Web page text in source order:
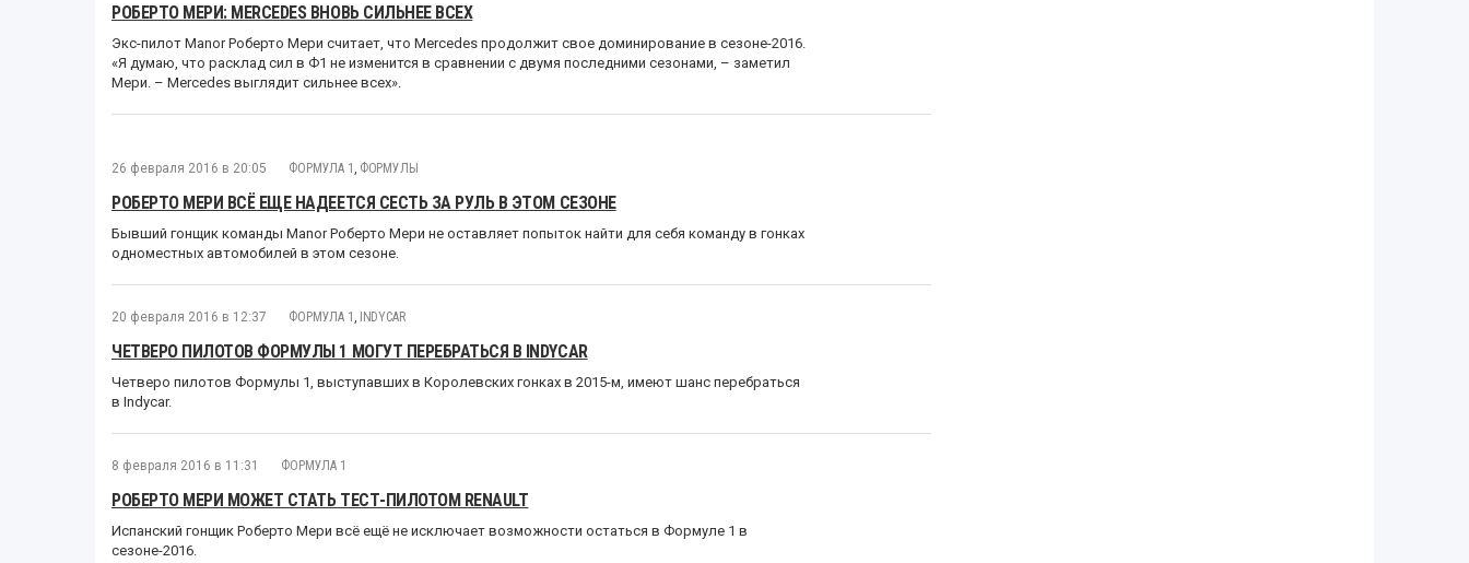
РОБЕРТО МЕРИ: MERCEDES ВНОВЬ СИЛЬНЕЕ ВСЕХ
Экс-пилот Manor Роберто Мери считает, что Mercedes продолжит свое доминирование в сезоне-2016.
«Я думаю, что расклад сил в Ф1 не изменится в сравнении с двумя последними сезонами, – заметил
Мери. – Mercedes выглядит сильнее всех».
26 февраля 2016 в 20:05 ФОРМУЛА 1 ФОРМУЛЫ
РОБЕРТО МЕРИ ВСЁ ЕЩЕ НАДЕЕТСЯ СЕСТЬ ЗА РУЛЬ В ЭТОМ СЕЗОНЕ
Бывший гонщик команды Manor Роберто Мери не оставляет попыток найти для себя команду в гонках
одноместных автомобилей в этом сезоне.
20 февраля 2016 в 12:37 ФОРМУЛА 1 INDYCAR
ЧЕТВЕРО ПИЛОТОВ ФОРМУЛЫ 1 МОГУТ ПЕРЕБРАТЬСЯ В INDYCAR
Четверо пилотов Формулы 1, выступавших в Королевских гонках в 2015-м, имеют шанс перебраться
в Indycar.
8 февраля 2016 в 11:31 ФОРМУЛА 1
РОБЕРТО МЕРИ МОЖЕТ СТАТЬ ТЕСТ-ПИЛОТОМ RENAULT
Испанский гонщик Роберто Мери всё ещё не исключает возможности остаться в Формуле 1 в
сезоне-2016.